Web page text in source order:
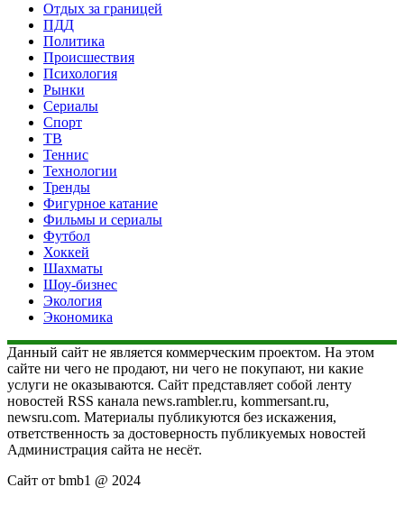
Отдых за границей
ПДД
Политика
Происшествия
Психология
Рынки
Сериалы
Спорт
ТВ
Теннис
Технологии
Тренды
Фигурное катание
Фильмы и сериалы
Футбол
Хоккей
Шахматы
Шоу-бизнес
Экология
Экономика
Данный сайт не является коммерческим проектом. На этом
сайте ни чего не продают, ни чего не покупают, ни какие
услуги не оказываются. Сайт представляет собой ленту
новостей RSS канала news.rambler.ru, kommersant.ru,
newsru.com. Материалы публикуются без искажения,
ответственность за достоверность публикуемых новостей
Администрация сайта не несёт.
Сайт от bmb1 @ 2024